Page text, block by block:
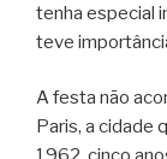
tenha especial
teve
A festa não
Paris, a cidade